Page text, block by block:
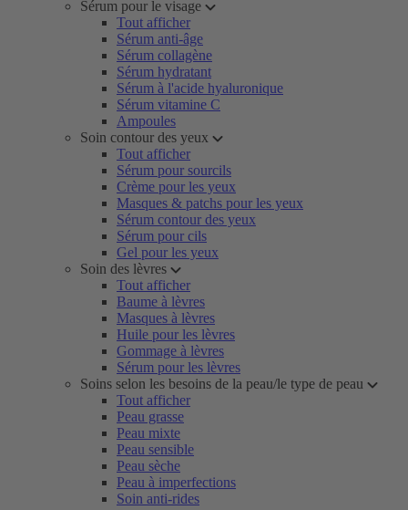
Sérum pour le visage
Tout afficher
Sérum anti-âge
Sérum collagène
Sérum hydratant
Sérum à l'acide hyaluronique
Sérum vitamine C
Ampoules
Soin contour des yeux
Tout afficher
Sérum pour sourcils
Crème pour les yeux
Masques & patchs pour les yeux
Sérum contour des yeux
Sérum pour cils
Gel pour les yeux
Soin des lèvres
Tout afficher
Baume à lèvres
Masques à lèvres
Huile pour les lèvres
Gommage à lèvres
Sérum pour les lèvres
Soins selon les besoins de la peau/le type de peau
Tout afficher
Peau grasse
Peau mixte
Peau sensible
Peau sèche
Peau à imperfections
Soin anti-rides